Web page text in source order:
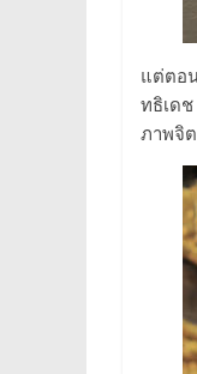
แต่ตอ
ทธิเด
ภาพจิ